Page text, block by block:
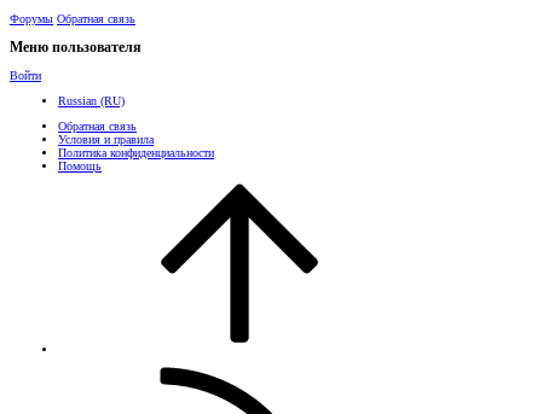
Форумы Обратная связь
Меню пользователя
Войти
Russian (RU)
Обратная связь
Условия и правила
Политика конфиденциальности
Помощь